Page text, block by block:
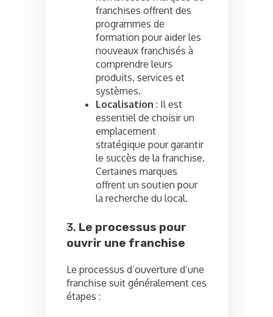
franchises offrent des
programmes de
formation pour aider les
nouveaux franchisés à
comprendre leurs
produits, services et
systèmes.
Localisation : Il est
essentiel de choisir un
emplacement
stratégique pour garantir
le succès de la franchise.
Certaines marques
offrent un soutien pour
la recherche du local.
3. Le processus pour
ouvrir une franchise
Le processus d’ouverture d’une
franchise suit généralement ces
étapes :